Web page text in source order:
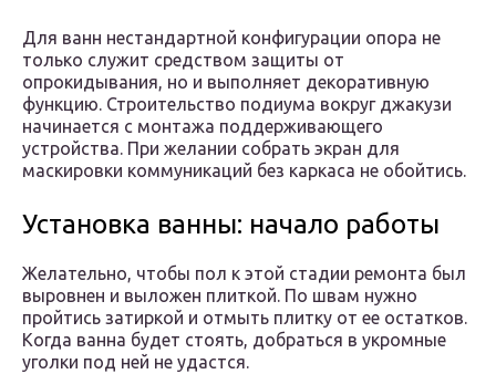
Для ванн нестандартной конфигурации опора не
только служит средством защиты от
опрокидывания, но и выполняет декоративную
функцию. Строительство подиума вокруг джакузи
начинается с монтажа поддерживающего
устройства. При желании собрать экран для
маскировки коммуникаций без каркаса не обойтись.
Установка ванны: начало работы
Желательно, чтобы пол к этой стадии ремонта был
выровнен и выложен плиткой. По швам нужно
пройтись затиркой и отмыть плитку от ее остатков.
Когда ванна будет стоять, добраться в укромные
уголки под ней не удастся.